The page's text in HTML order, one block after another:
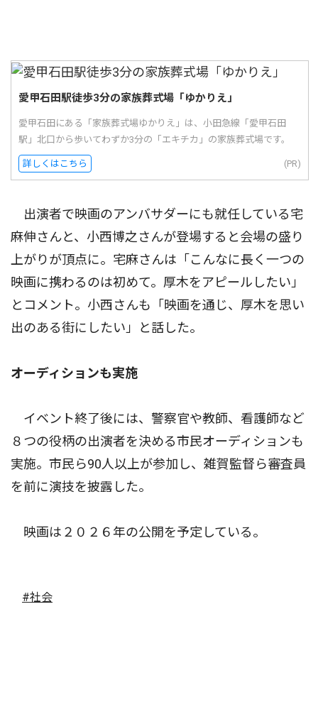
愛甲石田駅徒歩3分の家族葬式場「ゆかりえ」
愛甲石田にある「家族葬式場ゆかりえ」は、小田急線「愛甲石田
駅」北口から歩いてわずか3分の「エキチカ」の家族葬式場です。
詳しくはこちら (PR)
出演者で映画のアンバサダーにも就任している宅
麻伸さんと、小西博之さんが登場すると会場の盛り
上がりが頂点に。宅麻さんは「こんなに長く一つの
映画に携わるのは初めて。厚木をアピールしたい」
とコメント。小西さんも「映画を通じ、厚木を思い
出のある街にしたい」と話した。
オーディションも実施
イベント終了後には、警察官や教師、看護師など
８つの役柄の出演者を決める市民オーディションも
実施。市民ら90人以上が参加し、雑賀監督ら審査員
を前に演技を披露した。
映画は２０２６年の公開を予定している。
#社会